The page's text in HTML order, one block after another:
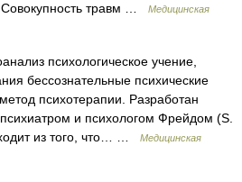
травм …
Медицинская
психологическое учение,
бессознательные психические
психотерапии. Разработан
и психологом Фрейдом (S.
из того, что… …
Медицинская